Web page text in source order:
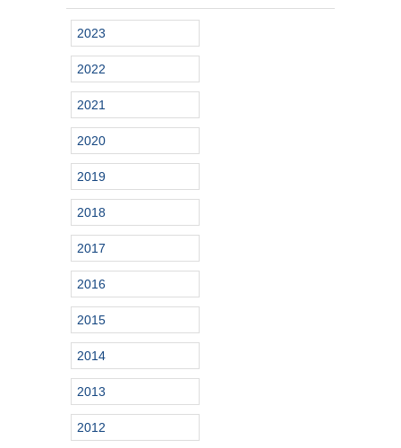
2023
2022
2021
2020
2019
2018
2017
2016
2015
2014
2013
2012